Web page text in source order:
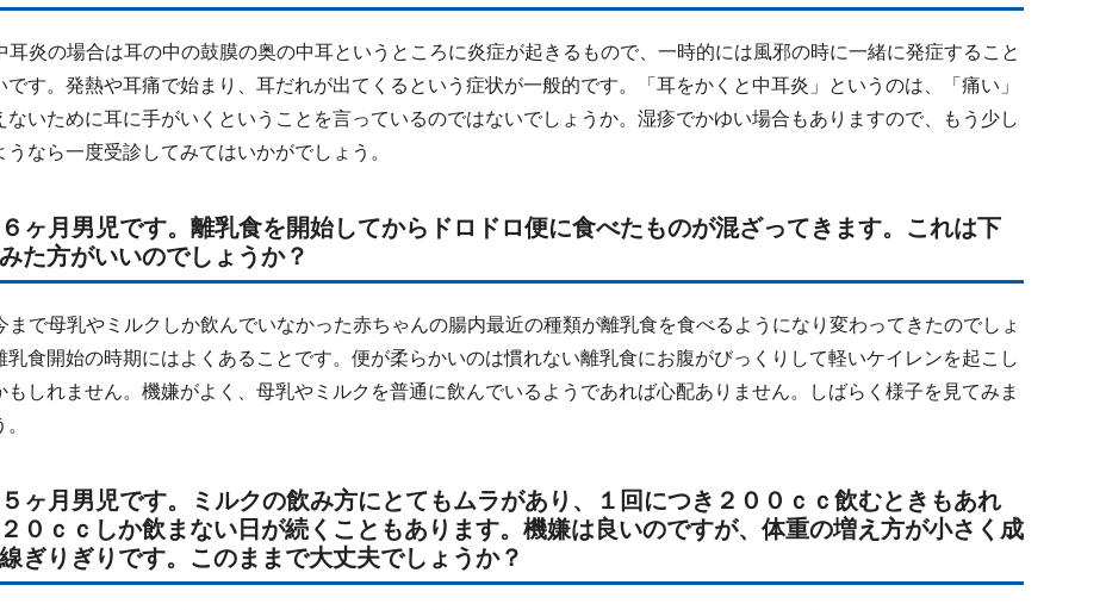
耳炎の場合は耳の中の鼓膜の奥の中耳というところに炎症が起きるもので、一時的には風邪の時に一緒に発症すること
です。発熱や耳痛で始まり、耳だれが出てくるという症状が一般的です。「耳をかくと中耳炎」というのは、「痛い」
ないために耳に手がいくということを言っているのではないでしょうか。湿疹でかゆい場合もありますので、もう少し
うなら一度受診してみてはいかがでしょう。
ヶ月男児です。離乳食を開始してからドロドロ便に食べたものが混ざってきます。これは下
た方がいいのでしょうか？
まで母乳やミルクしか飲んでいなかった赤ちゃんの腸内最近の種類が離乳食を食べるようになり変わってきたのでしょ
乳食開始の時期にはよくあることです。便が柔らかいのは慣れない離乳食にお腹がびっくりして軽いケイレンを起こし
もしれません。機嫌がよく、母乳やミルクを普通に飲んでいるようであれば心配ありません。しばらく様子を見てみま
ヶ月男児です。ミルクの飲み方にとてもムラがあり、１回につき２００ｃｃ飲むときもあれ
０ｃｃしか飲まない日が続くこともあります。機嫌は良いのですが、体重の増え方が小さく成
ぎりぎりです。このままで大丈夫でしょうか？